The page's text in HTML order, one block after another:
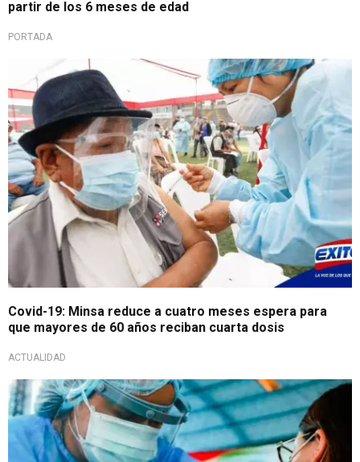
partir de los 6 meses de edad
PORTADA
Covid-19: Minsa reduce a cuatro meses espera para
que mayores de 60 años reciban cuarta dosis
ACTUALIDAD